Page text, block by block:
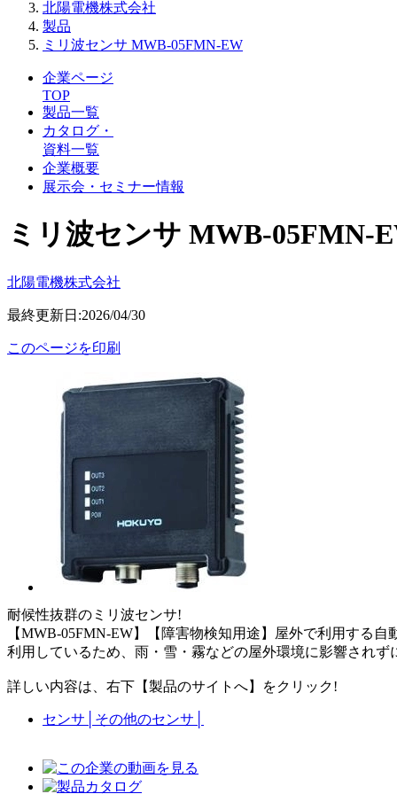
北陽電機株式会社
製品
ミリ波センサ MWB-05FMN-EW
企業ページ
TOP
製品一覧
カタログ・
資料一覧
企業概要
展示会・セミナー情報
ミリ波センサ MWB-05FMN-
北陽電機株式会社
最終更新日:2026/04/30
このページを印刷
耐候性抜群のミリ波センサ! 屋外で利
【MWB-05FMN-EW】【障害物検知用途】屋外で利用する
利用しているため、雨・雪・霧などの屋外環境に影響され
詳しい内容は、右下【製品のサイトへ】をクリック!
センサ その他のセンサ